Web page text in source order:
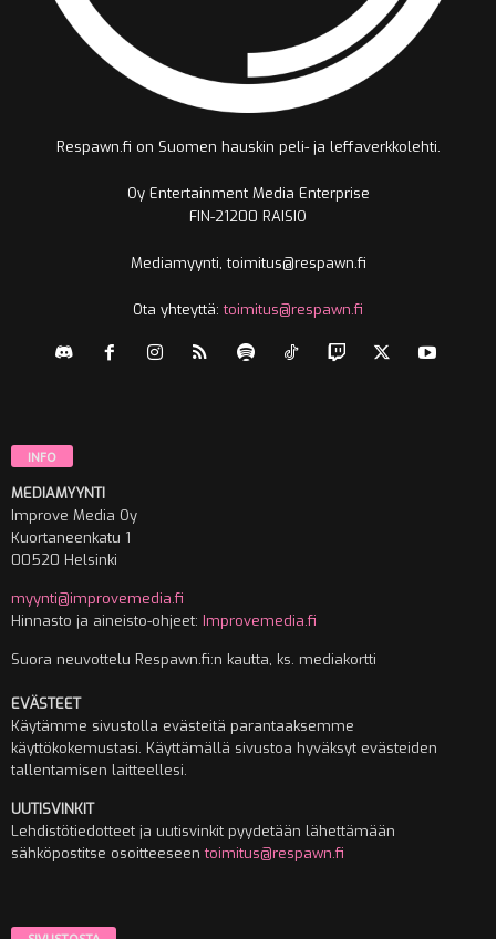
Respawn.fi on Suomen hauskin peli- ja leffaverkkolehti.
Oy Entertainment Media Enterprise
FIN-21200 RAISIO
Mediamyynti, toimitus@respawn.fi
Ota yhteyttä:toimitus@respawn.fi
INFO
MEDIAMYYNTI
Improve Media Oy
Kuortaneenkatu 1
00520 Helsinki
myynti@improvemedia.fi
Hinnasto ja aineisto-ohjeet: Improvemedia.fi
Suora neuvottelu Respawn.fi:n kautta, ks. mediakortti
EVÄSTEET
Käytämme sivustolla evästeitä parantaaksemme
käyttökokemustasi. Käyttämällä sivustoa hyväksyt evästeiden
tallentamisen laitteellesi.
UUTISVINKIT
Lehdistötiedotteet ja uutisvinkit pyydetään lähettämään
sähköpostitse osoitteeseentoimitus@respawn.fi